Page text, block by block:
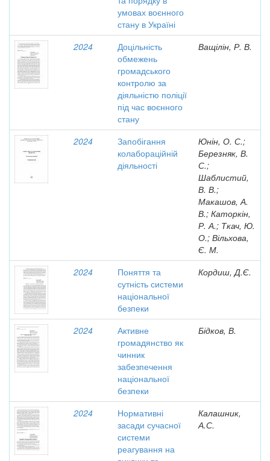
умовах воєнного
стану в Україні
2024
Доцільність
обмежень
громадського
контролю за
діяльністю поліції
під час воєнного
стану
Ващілін, Р. В.
2024
Запобігання
колабораційній
діяльності
Юнін, О. С.;
Березняк, В.
С.;
Шаблистий,
В. В.;
Макашов, А.
В.; Каторкін,
Р. А.; Ткач, Ю.
О.; Вільхова,
Є. М.
2024
Поняття та
сутність системи
національної
безпеки
Кордиш, Д.Є.
2024
Активне
громадянство як
чинник
забезпечення
національної
безпеки
Бідков, В.
2024
Нормативні
засади сучасної
системи
реагування на
Калашник,
А.С.